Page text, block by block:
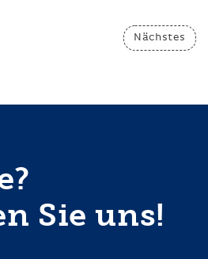
Nächstes
Sie uns!